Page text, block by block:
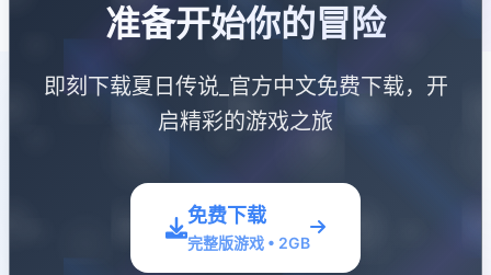
准备开始你的冒险
即刻下载夏日传说_官方中文免费下载，开
启精彩的游戏之旅
免费下载
完整版游戏 • 2GB